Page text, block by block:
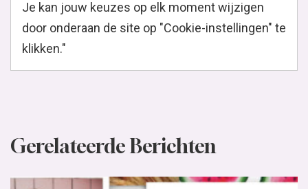
Je kan jouw keuzes op elk moment wijzigen
door onderaan de site op "Cookie-instellingen" te
klikken."
Gerelateerde Berichten